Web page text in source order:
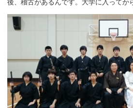
後、稽古があるんです。大学に入ってか